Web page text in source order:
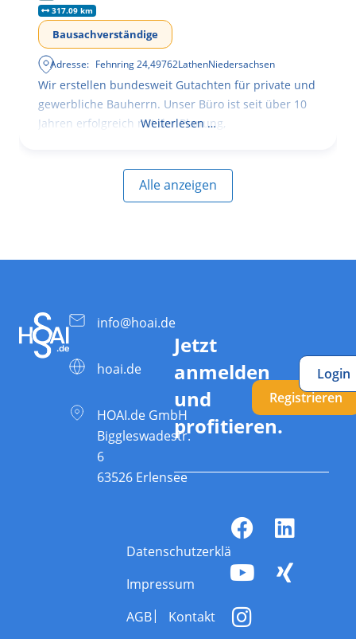
317.09 km
Bausachverständige
Adresse: Fehnring 24,49762LathenNiedersachsen
Wir erstellen bundesweit Gutachten für private und
gewerbliche Bauherrn. Unser Büro ist seit über 10
Jahren erfolgreich mit der Planung,
Weiterlesen …
Alle anzeigen
info@hoai.de
hoai.de
HOAI.de GmbH
Biggleswadestr.
6
63526 Erlensee
Jetzt
anmelden
und
profitieren.
Registrieren
Login
Datenschutzerklärung
Impressum
AGB
Kontakt